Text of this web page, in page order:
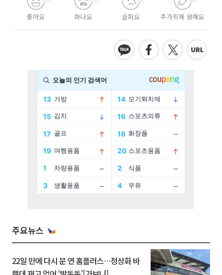
좋아요 화나요 슬퍼요 추가취재 원해요
주요뉴스
22일 만에 다시 문 연 홈플러스…정상화 바